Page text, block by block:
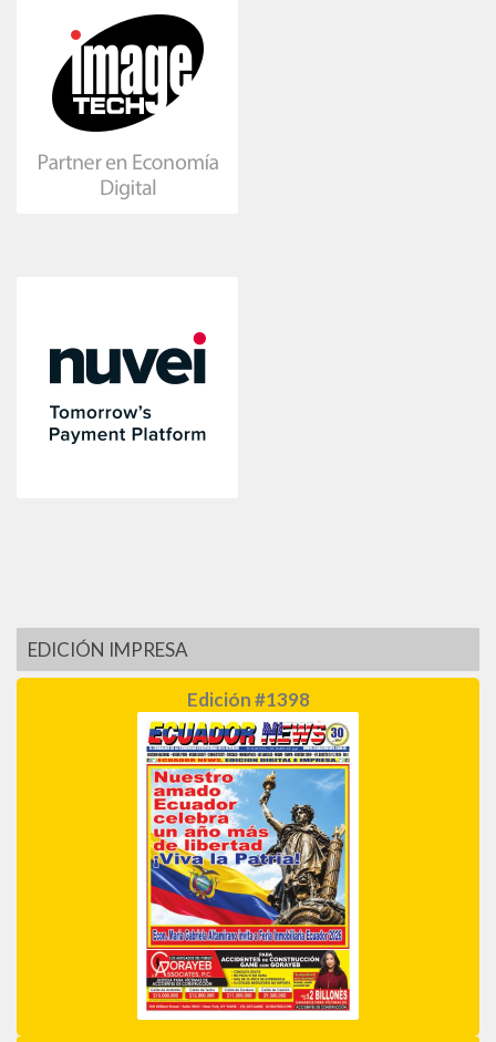
EDICIÓN IMPRESA
Edición #1398